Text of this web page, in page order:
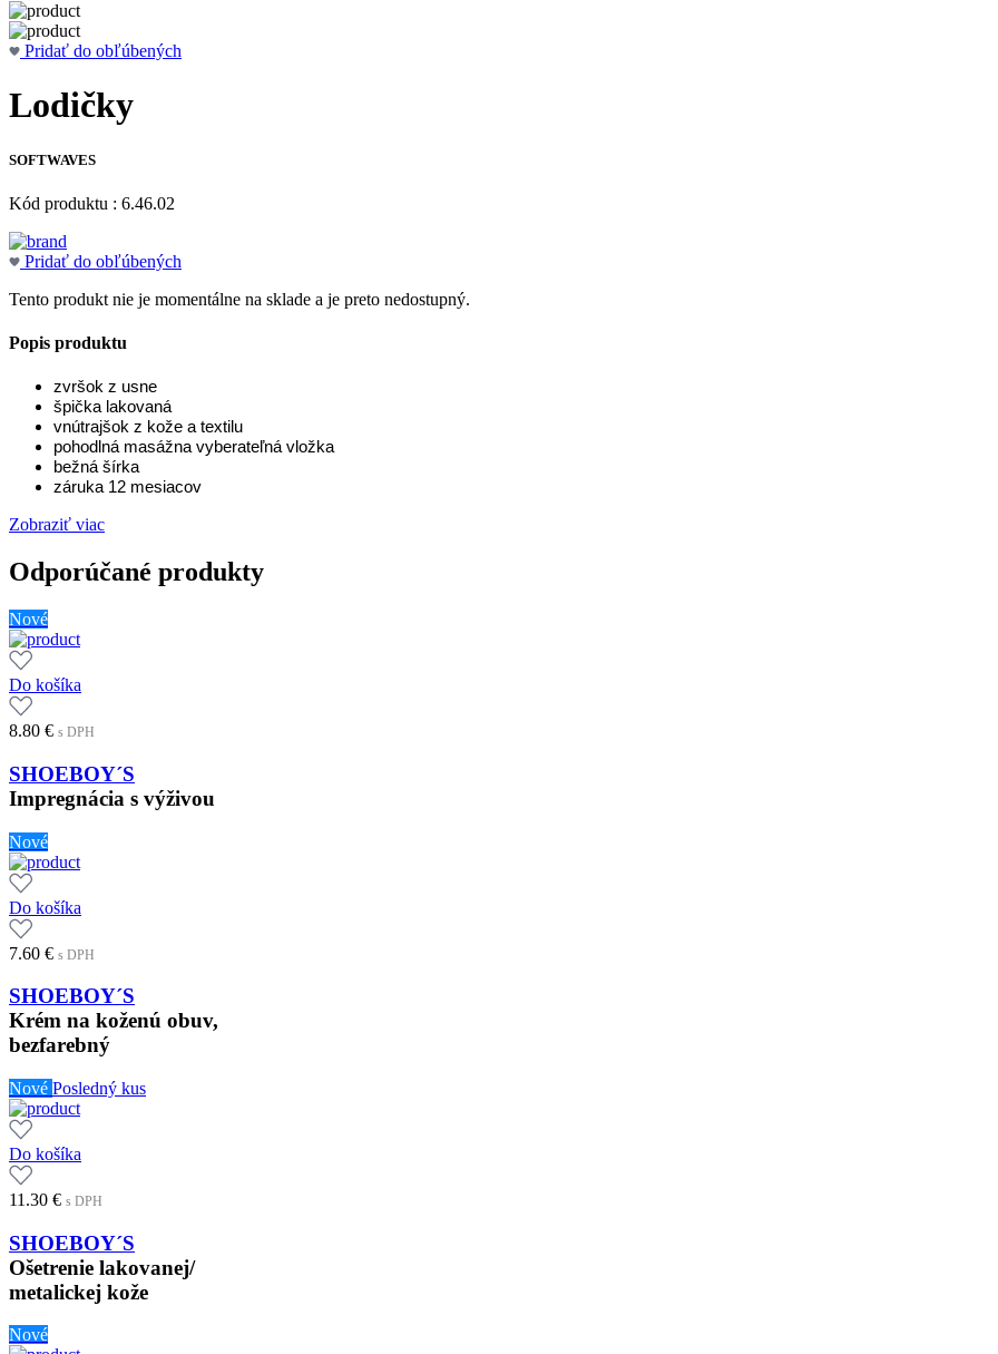
Pridať do obľúbených
Lodičky
SOFTWAVES
Kód produktu : 6.46.02
Pridať do obľúbených
Tento produkt nie je momentálne na sklade a je preto nedostupný.
Popis produktu
zvršok z usne
špička lakovaná
vnútrajšok z kože a textilu
pohodlná masážna vyberateľná vložka
bežná šírka
záruka 12 mesiacov
Zobraziť viac
Odporúčané produkty
Nové
Do košíka
8.80 € s DPH
SHOEBOY´S
Impregnácia s výživou
Nové
Do košíka
7.60 € s DPH
SHOEBOY´S
Krém na koženú obuv,
bezfarebný
Nové Posledný kus
Do košíka
11.30 € s DPH
SHOEBOY´S
Ošetrenie lakovanej/
metalickej kože
Nové